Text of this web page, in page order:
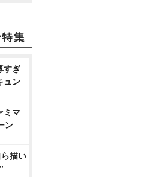
すぎ
ュン
ミマ
ン
描い